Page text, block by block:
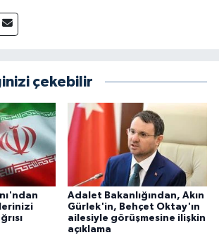
çekebilir
Adalet Bakanlığından, Akın
Gürlek'in, Behçet Oktay'ın
ailesiyle görüşmesine ilişkin
açıklama